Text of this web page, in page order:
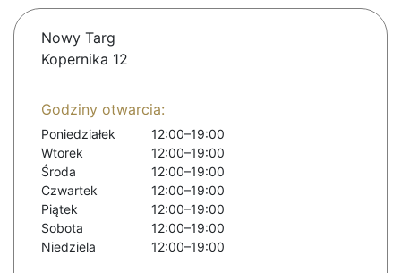
Nowy Targ
Kopernika 12
Godziny otwarcia:
Poniedziałek
12:00–19:00
Wtorek
12:00–19:00
Środa
12:00–19:00
Czwartek
12:00–19:00
Piątek
12:00–19:00
Sobota
12:00–19:00
Niedziela
12:00–19:00